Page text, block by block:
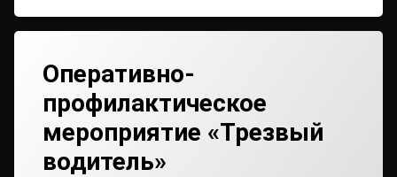
Оперативно-
профилактическое
мероприятие «Трезвый
водитель»